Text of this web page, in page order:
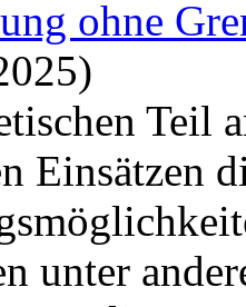
ohne
Teil
Einsätzen
unter